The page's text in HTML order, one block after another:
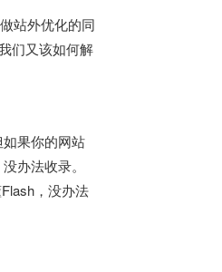
站外优化的同
们又该如何解
果你的网站
办法收录。
，没办法